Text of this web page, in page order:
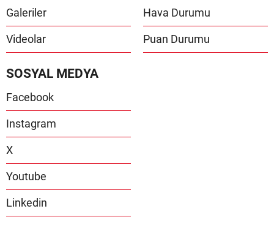
Galeriler
Videolar
Hava Durumu
Puan Durumu
SOSYAL MEDYA
Facebook
Instagram
X
Youtube
Linkedin